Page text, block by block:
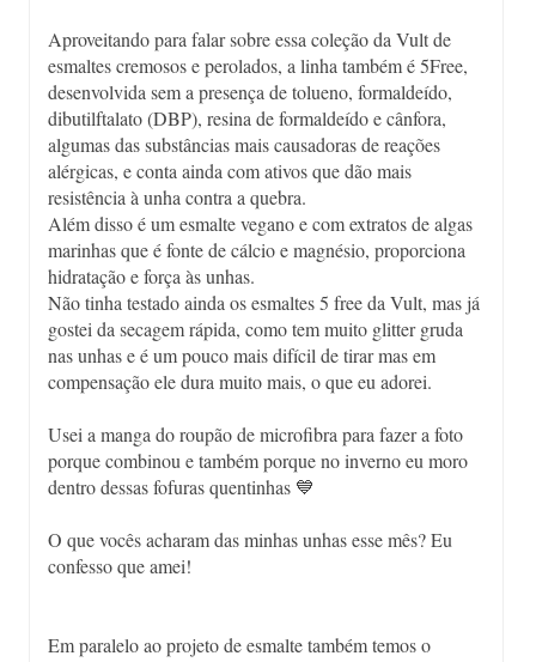
Aproveitando para falar sobre essa coleção da Vult de
esmaltes cremosos e perolados, a linha também é 5Free,
desenvolvida sem a presença de tolueno, formaldeído,
dibutilftalato (DBP), resina de formaldeído e cânfora,
algumas das substâncias mais causadoras de reações
alérgicas, e conta ainda com ativos que dão mais
resistência à unha contra a quebra.
Além disso é um esmalte vegano e com extratos de algas
marinhas que é fonte de cálcio e magnésio, proporciona
hidratação e força às unhas.
Não tinha testado ainda os esmaltes 5 free da Vult, mas já
gostei da secagem rápida, como tem muito glitter gruda
nas unhas e é um pouco mais difícil de tirar mas em
compensação ele dura muito mais, o que eu adorei.
Usei a manga do roupão de microfibra para fazer a foto
porque combinou e também porque no inverno eu moro
dentro dessas fofuras quentinhas 💙
O que vocês acharam das minhas unhas esse mês? Eu
confesso que amei!
Em paralelo ao projeto de esmalte também temos o